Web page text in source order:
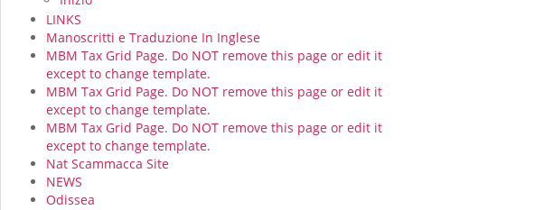
LINKS
Manoscritti e Traduzione In Inglese
MBM Tax Grid Page. Do NOT remove this page or edit it
except to change template.
MBM Tax Grid Page. Do NOT remove this page or edit it
except to change template.
MBM Tax Grid Page. Do NOT remove this page or edit it
except to change template.
Nat Scammacca Site
NEWS
Odissea